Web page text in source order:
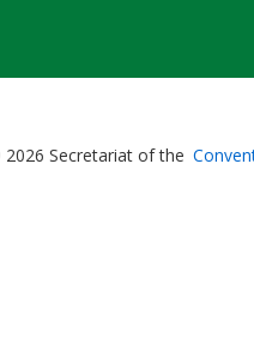
Bioland
Secretariat of the